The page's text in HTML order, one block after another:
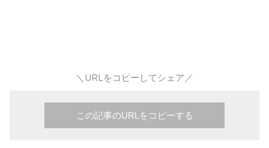
＼URLをコピーしてシェア／
この記事のURLをコピーする